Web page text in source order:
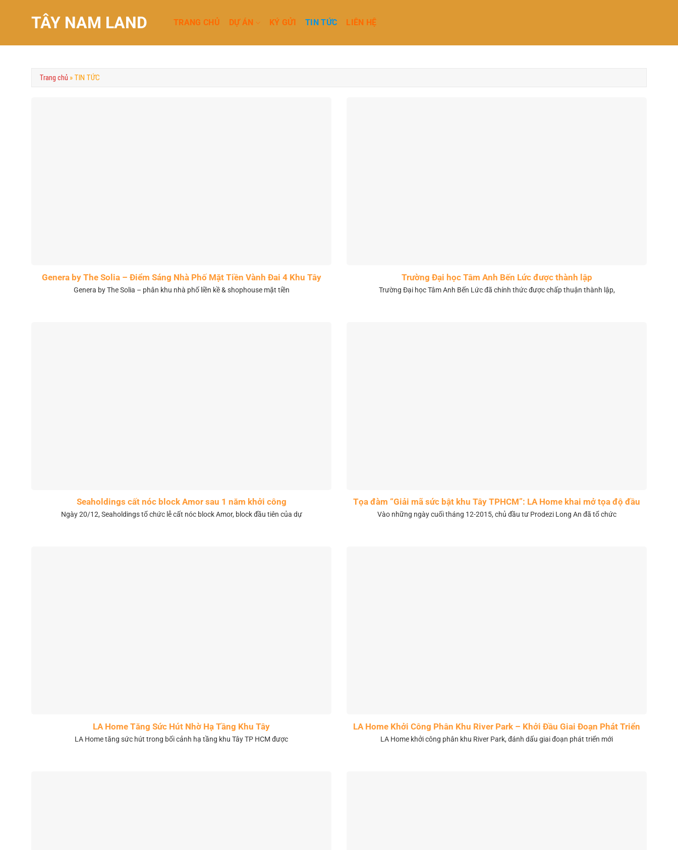
dung
TÂY NAM LAND TRANG CHỦ DỰ ÁN KÝ GỬI TIN TỨC LIÊN HỆ
Trang chủ » TIN TỨC
Genera by The Solia – Điểm Sáng Nhà Phố Mặt Tiền Vành Đai 4 Khu Tây
Genera by The Solia – phân khu nhà phố liền kề & shophouse mặt tiền
Trường Đại học Tâm Anh Bến Lức được thành lập
Trường Đại học Tâm Anh Bến Lức đã chính thức được chấp thuận thành lập,
Seaholdings cất nóc block Amor sau 1 năm khởi công
Ngày 20/12, Seaholdings tổ chức lễ cất nóc block Amor, block đầu tiên của dự
Tọa đàm “Giải mã sức bật khu Tây TPHCM”: LA Home khai mở tọa độ đầu
tư mới
Vào những ngày cuối tháng 12-2015, chủ đầu tư Prodezi Long An đã tổ chức
LA Home Tăng Sức Hút Nhờ Hạ Tầng Khu Tây
LA Home tăng sức hút trong bối cảnh hạ tầng khu Tây TP HCM được
LA Home Khởi Công Phân Khu River Park – Khởi Đầu Giai Đoạn Phát Triển
Mới
LA Home khởi công phân khu River Park, đánh dấu giai đoạn phát triển mới